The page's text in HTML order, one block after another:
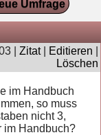
Umfrage
| Zitat| Editieren
Löschen
im Handbuch
so muss
nicht 3,
im Handbuch?